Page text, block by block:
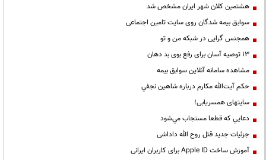
هشتمین کلان شهر ایران مشخص شد
سوابق بیمه شدگان روی سایت تامین اجتماعی
همجنس گرایی در شبکه من و تو
13 توصیه آسان برای رفع بوی بد دهان
مشاهده سامانه آنلاين سوابق بیمه
حكم آيت‌الله مكارم درباره شاهين نجفي
سایتهای همسریابی!
دعايي كه قطعا مستجاب مي‌شود
جزئیات جدید قتل روح الله داداشی
آموزش ساخت Apple ID برای کاربران ایرانی